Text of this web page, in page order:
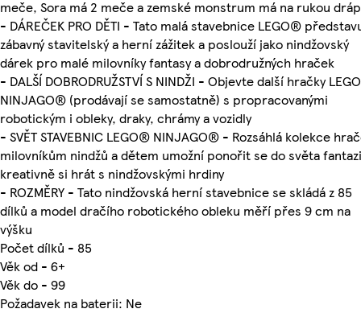
meče, Sora má 2 meče a zemské monstrum má na rukou
- DÁREČEK PRO DĚTI - Tato malá stavebnice LEGO®
zábavný stavitelský a herní zážitek a poslouží jako nindžovský
dárek pro malé milovníky fantasy a dobrodružných hraček
- DALŠÍ DOBRODRUŽSTVÍ S NINDŽI - Objevte další hračky
NINJAGO® (prodávají se samostatně) s propracovanými
robotickým i obleky, draky, chrámy a vozidly
- SVĚT STAVEBNIC LEGO® NINJAGO® - Rozsáhlá kolekce
milovníkům nindžů a dětem umožní ponořit se do světa
kreativně si hrát s nindžovskými hrdiny
- ROZMĚRY - Tato nindžovská herní stavebnice se skládá z 85
dílků a model dračího robotického obleku měří přes 9 cm na
výšku
Počet dílků - 85
Věk od - 6+
Věk do - 99
Požadavek na baterii: Ne